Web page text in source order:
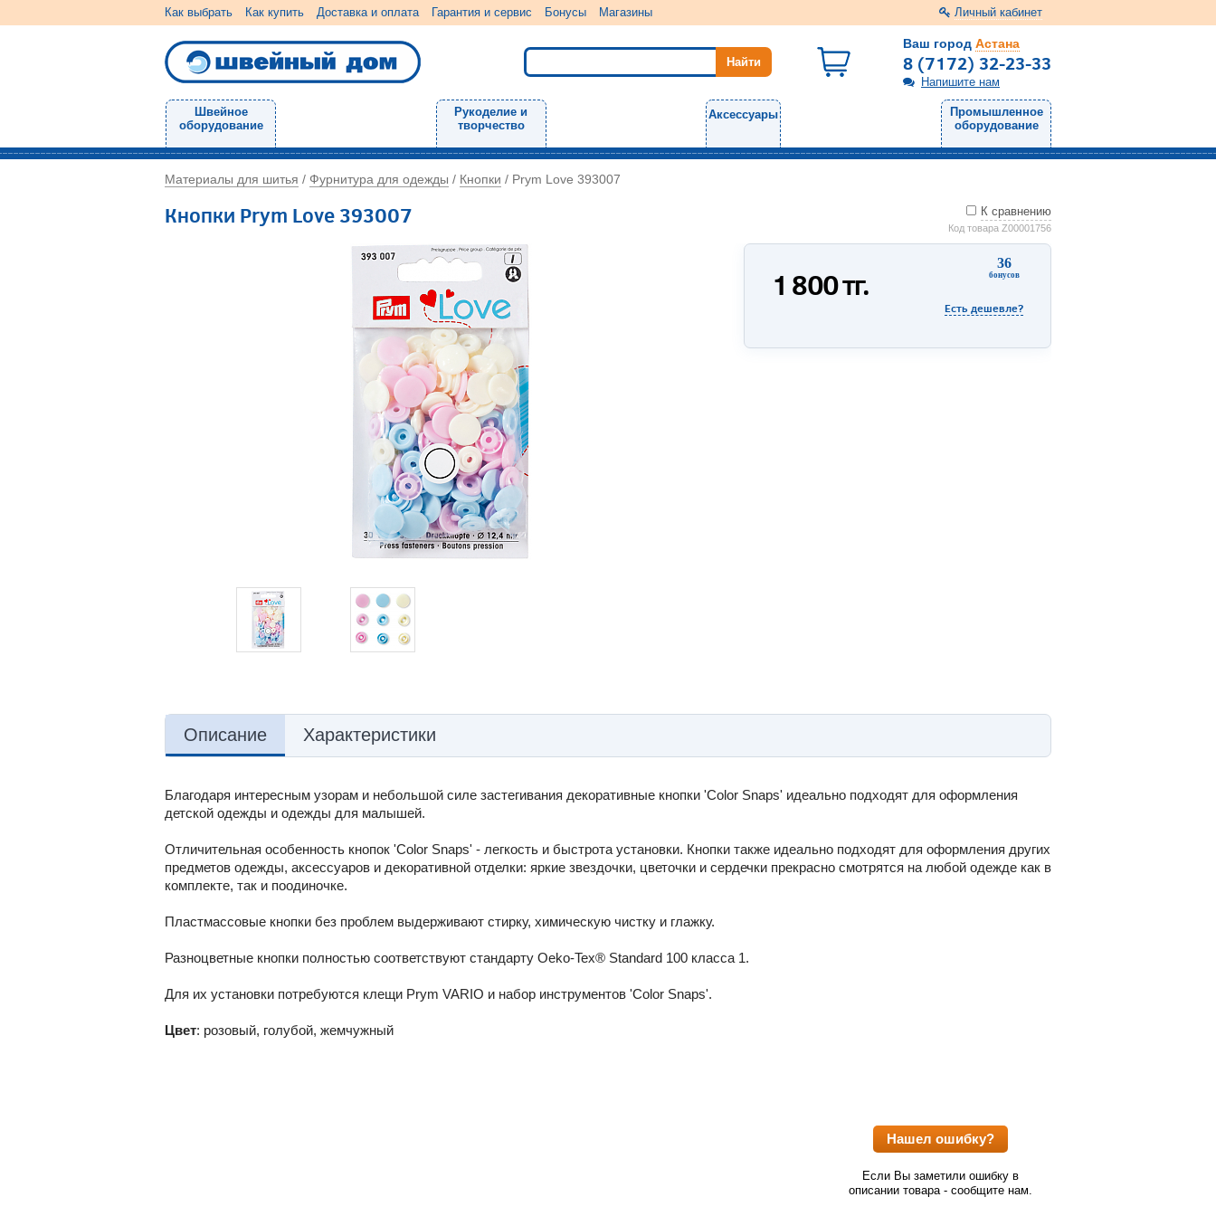
Как выбрать Как купить Доставка и оплата Гарантия и сервис Бонусы Магазины Личный кабинет
Ваш город Астана
8 (7172) 32-23-33
Напишите нам
Швейное
оборудование
Рукоделие и
творчество
Аксессуары
Промышленное
оборудование
Материалы для шитья / Фурнитура для одежды / Кнопки / Prym Love 393007
Кнопки Prym Love 393007 К сравнению
Код товара Z00001756
36
бонусов
1 800тг.
Есть дешевле?
Описание Характеристики
Благодаря интересным узорам и небольшой силе застегивания декоративные кнопки ʹColor Snapsʹ идеально подходят для оформления
детской одежды и одежды для малышей.
Отличительная особенность кнопок ʹColor Snapsʹ - легкость и быстрота установки. Кнопки также идеально подходят для оформления других
предметов одежды, аксессуаров и декоративной отделки: яркие звездочки, цветочки и сердечки прекрасно смотрятся на любой одежде как в
комплекте, так и поодиночке.
Пластмассовые кнопки без проблем выдерживают стирку, химическую чистку и глажку.
Разноцветные кнопки полностью соответствуют стандарту Oeko-Tex® Standard 100 класса 1.
Для их установки потребуются клещи Prym VARIO и набор инструментов ʹColor Snapsʹ.
Цвет: розовый, голубой, жемчужный
Нашел ошибку?
Если Вы заметили ошибку в
описании товара - сообщите нам.